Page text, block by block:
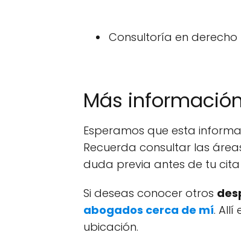
Consultoría en
Más
Esperamos que esta
Recuerda consultar las
duda previa antes de tu
Si deseas conocer otros
abogados cerca de mí. Allí
ubicación.